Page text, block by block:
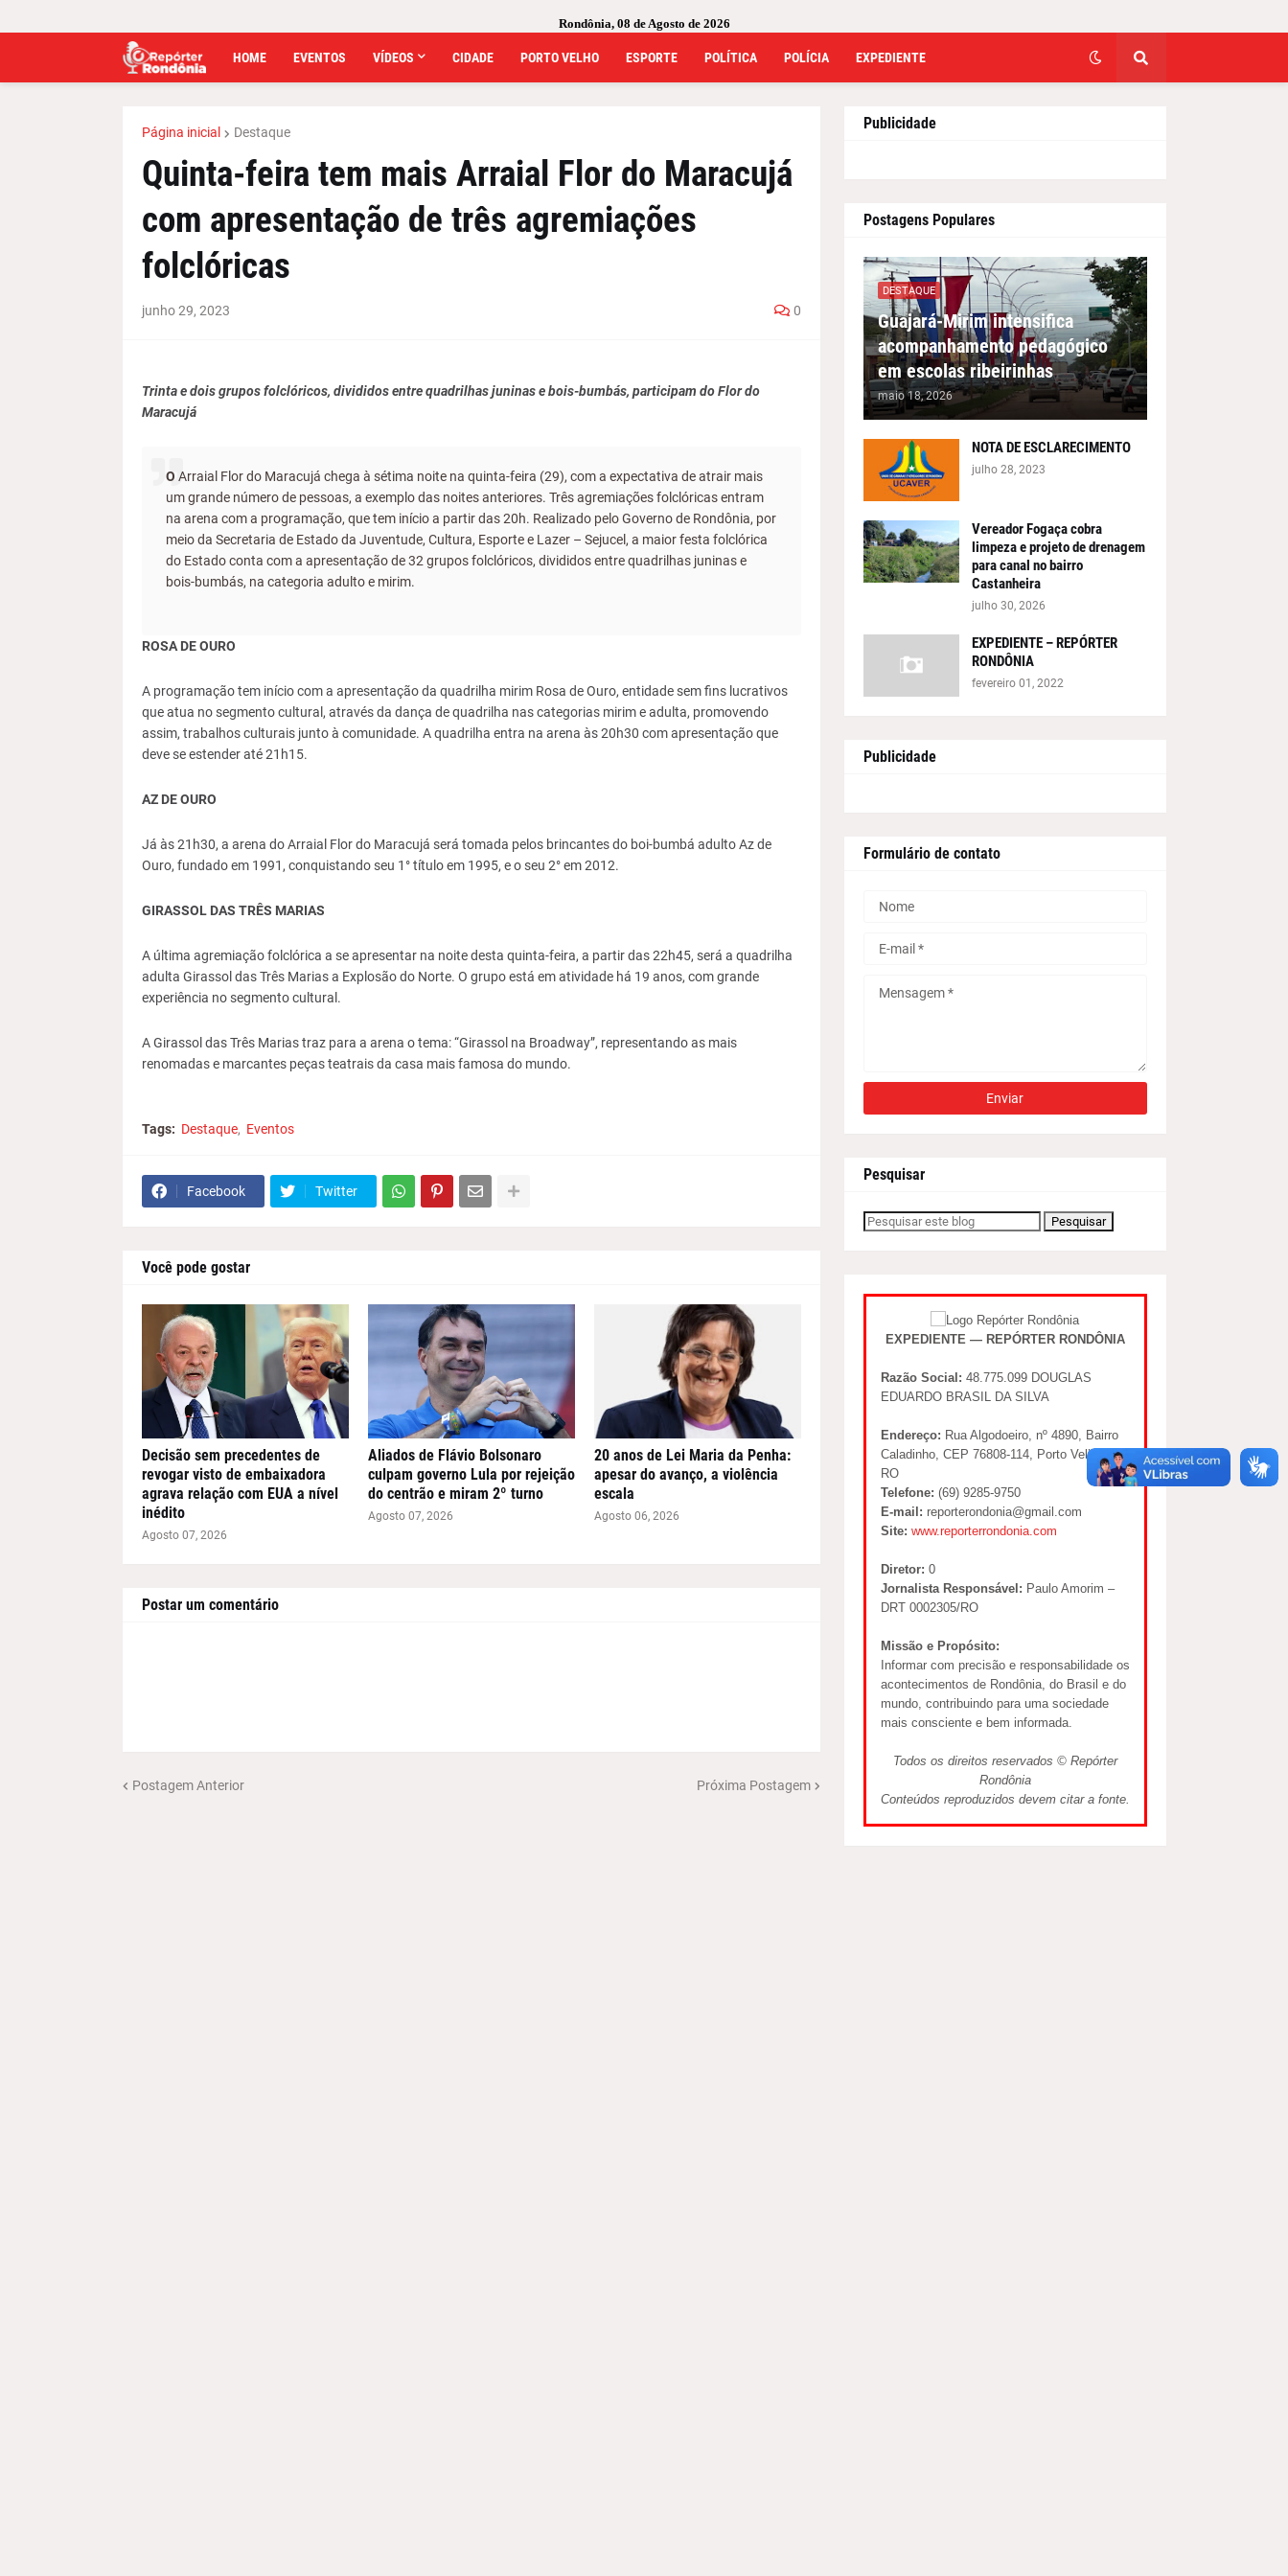
Rondônia, 08 de Agosto de 2026
HOME EVENTOS VÍDEOS CIDADE PORTO VELHO ESPORTE POLÍTICA POLÍCIA EXPEDIENTE
Página inicial Destaque
Quinta-feira tem mais Arraial Flor do Maracujá
com apresentação de três agremiações
folclóricas
junho 29, 2023 0
Trinta e dois grupos folclóricos, divididos entre quadrilhas juninas e bois-bumbás, participam do Flor do
Maracujá
O Arraial Flor do Maracujá chega à sétima noite na quinta-feira (29), com a expectativa de atrair mais
um grande número de pessoas, a exemplo das noites anteriores. Três agremiações folclóricas entram
na arena com a programação, que tem início a partir das 20h. Realizado pelo Governo de Rondônia, por
meio da Secretaria de Estado da Juventude, Cultura, Esporte e Lazer – Sejucel, a maior festa folclórica
do Estado conta com a apresentação de 32 grupos folclóricos, divididos entre quadrilhas juninas e
bois-bumbás, na categoria adulto e mirim.
ROSA DE OURO
A programação tem início com a apresentação da quadrilha mirim Rosa de Ouro, entidade sem fins lucrativos
que atua no segmento cultural, através da dança de quadrilha nas categorias mirim e adulta, promovendo
assim, trabalhos culturais junto à comunidade. A quadrilha entra na arena às 20h30 com apresentação que
deve se estender até 21h15.
AZ DE OURO
Já às 21h30, a arena do Arraial Flor do Maracujá será tomada pelos brincantes do boi-bumbá adulto Az de
Ouro, fundado em 1991, conquistando seu 1° título em 1995, e o seu 2° em 2012.
GIRASSOL DAS TRÊS MARIAS
A última agremiação folclórica a se apresentar na noite desta quinta-feira, a partir das 22h45, será a quadrilha
adulta Girassol das Três Marias a Explosão do Norte. O grupo está em atividade há 19 anos, com grande
experiência no segmento cultural.
A Girassol das Três Marias traz para a arena o tema: “Girassol na Broadway”, representando as mais
renomadas e marcantes peças teatrais da casa mais famosa do mundo.
Tags: Destaque Eventos
Facebook Twitter
Você pode gostar
Decisão sem precedentes de
revogar visto de embaixadora
agrava relação com EUA a nível
inédito
Agosto 07, 2026
Aliados de Flávio Bolsonaro
culpam governo Lula por rejeição
do centrão e miram 2º turno
Agosto 07, 2026
20 anos de Lei Maria da Penha:
apesar do avanço, a violência
escala
Agosto 06, 2026
Postar um comentário
Postagem Anterior Próxima Postagem
Publicidade
Postagens Populares
DESTAQUE
Guajará-Mirim intensifica
acompanhamento pedagógico
em escolas ribeirinhas
maio 18, 2026
NOTA DE ESCLARECIMENTO
julho 28, 2023
Vereador Fogaça cobra
limpeza e projeto de drenagem
para canal no bairro
Castanheira
julho 30, 2026
EXPEDIENTE – REPÓRTER
RONDÔNIA
fevereiro 01, 2022
Publicidade
Formulário de contato
Pesquisar
EXPEDIENTE — REPÓRTER RONDÔNIA
Razão Social: 48.775.099 DOUGLAS
EDUARDO BRASIL DA SILVA
Endereço: Rua Algodoeiro, nº 4890, Bairro
Caladinho, CEP 76808-114, Porto Velho –
RO
Telefone: (69) 9285-9750
E-mail: reporterondonia@gmail.com
Site: www.reporterrondonia.com
Diretor: 0
Jornalista Responsável: Paulo Amorim –
DRT 0002305/RO
Missão e Propósito:
Informar com precisão e responsabilidade os
acontecimentos de Rondônia, do Brasil e do
mundo, contribuindo para uma sociedade
mais consciente e bem informada.
Todos os direitos reservados © Repórter
Rondônia
Conteúdos reproduzidos devem citar a fonte.